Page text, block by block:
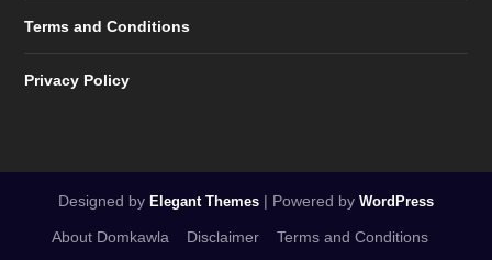
Terms and Conditions
Privacy Policy
Designed by Elegant Themes | Powered by WordPress
About Domkawla Disclaimer Terms and Conditions